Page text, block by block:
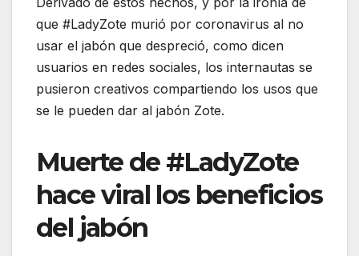
que #LadyZote murió por coronavirus al no
usar el jabón que despreció, como dicen
usuarios en redes sociales, los internautas se
pusieron creativos compartiendo los usos que
se le pueden dar al jabón Zote.
Muerte de #LadyZote
hace viral los beneficios
del jabón